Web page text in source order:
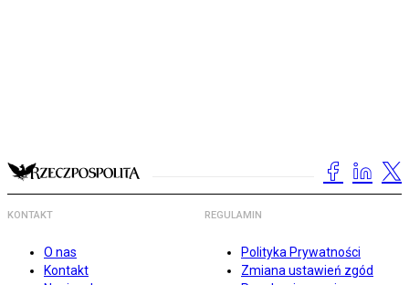
KONTAKT
O nas
Kontakt
REGULAMIN
Polityka Prywatności
Zmiana ustawień zgód